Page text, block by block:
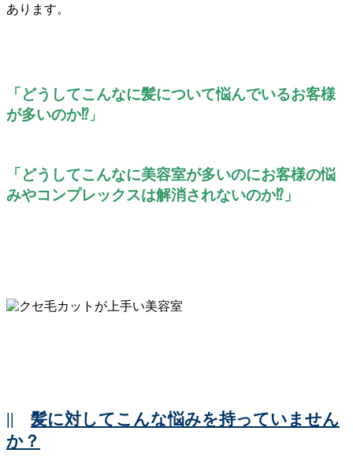
あります。
「どうしてこんなに髪について悩んでいるお客様
が多いのか⁉ 」
「どうしてこんなに美容室が多いのにお客様の悩
みやコンプレックスは解消されないのか⁉」
|| 髪に対してこんな悩みを持っていません
か？